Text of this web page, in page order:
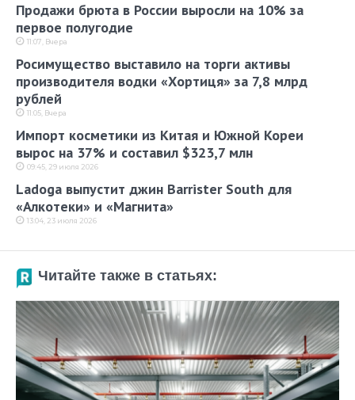
Продажи брюта в России выросли на 10% за
первое полугодие
11:07, Вчера
Росимущество выставило на торги активы
производителя водки «Хортиця» за 7,8 млрд
рублей
11:05, Вчера
Импорт косметики из Китая и Южной Кореи
вырос на 37% и составил $323,7 млн
09:45, 29 июля 2026
Ladoga выпустит джин Barrister South для
«Алкотеки» и «Магнита»
13:04, 23 июля 2026
Читайте также в статьях: